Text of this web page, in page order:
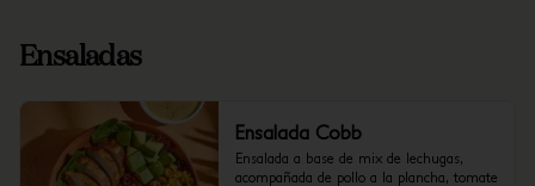
Ensaladas
Ensalada Cobb
Ensalada a base de mix de lechugas,
acompañada de pollo a la plancha, tomate